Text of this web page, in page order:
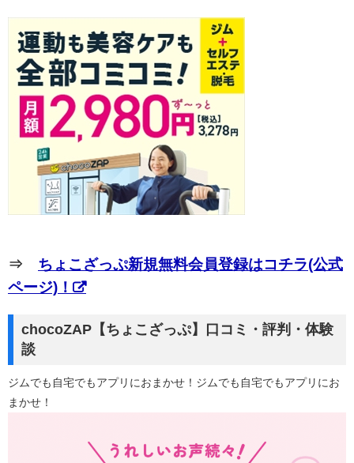
⇒ ちょこざっぷ新規無料会員登録はコチラ(公式
ページ)！
chocoZAP【ちょこざっぷ】口コミ・評判・体験
談
ジムでも自宅でもアプリにおまかせ！ジムでも自宅でもアプリにお
まかせ！